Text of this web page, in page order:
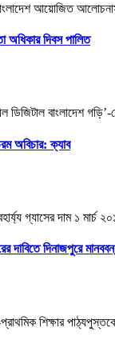
আয়োজিত
অধিকার দিবস পালিত
ডিজিটাল বাংলাদেশ
অবিচার: ক্যাব
গ্যাসের দাম ১
দাবিতে দিনাজপুরে
শিক্ষার